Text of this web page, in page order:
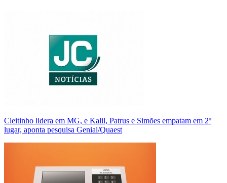
Cleitinho lidera em MG, e Kalil, Patrus e Simões empatam em 2º
lugar, aponta pesquisa Genial/Quaest